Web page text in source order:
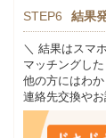
STEP6 結果
＼ 結果はスマ
マッチングし
他の方にはわか
連絡先交換や